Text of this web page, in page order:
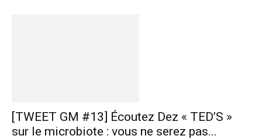
[TWEET GM #13] Écoutez Dez « TED’S »
sur le microbiote : vous ne serez pas...